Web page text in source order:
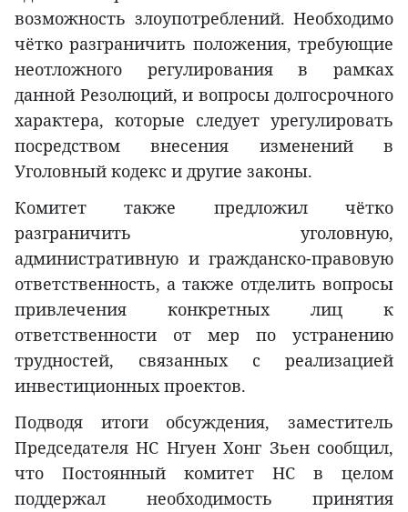
возможность злоупотреблений. Необходимо
чётко разграничить положения, требующие
неотложного регулирования в рамках
данной Резолюций, и вопросы долгосрочного
характера, которые следует урегулировать
посредством внесения изменений в
Уголовный кодекс и другие законы.
Комитет также предложил чётко
разграничить уголовную,
административную и гражданско-правовую
ответственность, а также отделить вопросы
привлечения конкретных лиц к
ответственности от мер по устранению
трудностей, связанных с реализацией
инвестиционных проектов.
Подводя итоги обсуждения, заместитель
Председателя НС Нгуен Хонг Зьен сообщил,
что Постоянный комитет НС в целом
поддержал необходимость принятия